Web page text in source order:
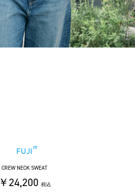
FUJI
CREW NECK SWEAT
￥24,200 税込